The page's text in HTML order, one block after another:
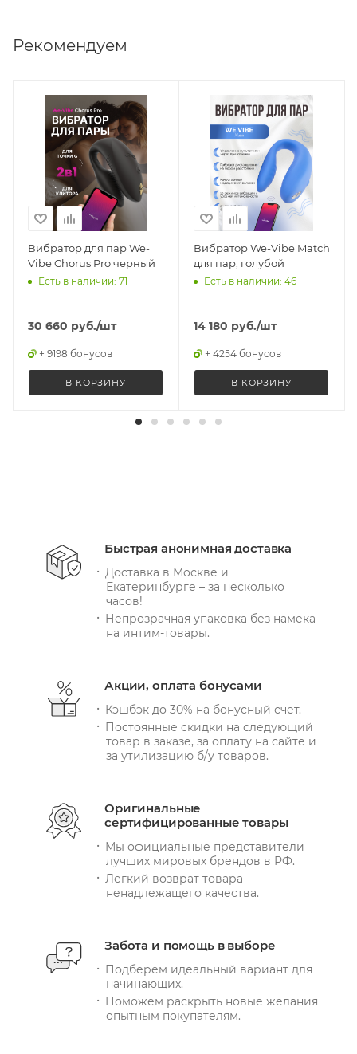
Рекомендуем
Вибратор для пар We-
Vibe Chorus Pro черный
Есть в наличии: 71
30 660 руб./шт
+ 9198 бонусов
В КОРЗИНУ
Вибратор We-Vibe Match
для пар, голубой
Есть в наличии: 46
14 180 руб./шт
+ 4254 бонусов
В КОРЗИНУ
Быстрая анонимная доставка
Доставка в Москве и
Екатеринбурге – за несколько
часов!
Непрозрачная упаковка без намека
на интим-товары.
Акции, оплата бонусами
Кэшбэк до 30% на бонусный счет.
Постоянные скидки на следующий
товар в заказе, за оплату на сайте и
за утилизацию б/у товаров.
Оригинальные
сертифицированные товары
Мы официальные представители
лучших мировых брендов в РФ.
Легкий возврат товара
ненадлежащего качества.
Забота и помощь в выборе
Подберем идеальный вариант для
начинающих.
Поможем раскрыть новые желания
опытным покупателям.